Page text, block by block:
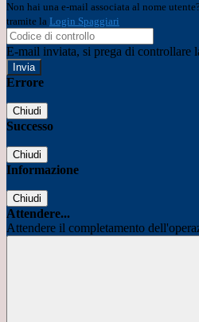
Non hai una e-mail associata al nome
tramite la Login Spaggiari
E-mail inviata, si prega di controllare
Errore
Chiudi
Successo
Chiudi
Informazione
Chiudi
Attendere...
Attendere il completamento